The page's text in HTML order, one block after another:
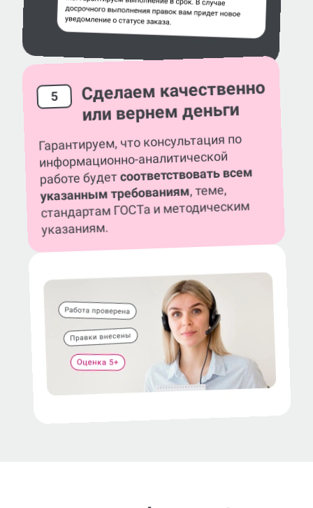
5 Сделаем качественно
или вернем деньги
Гарантируем, что консультация по
информационно-аналитической
работе будетсоответствовать всем
указанным требованиям, теме,
стандартам ГОСТа и методическим
указаниям.